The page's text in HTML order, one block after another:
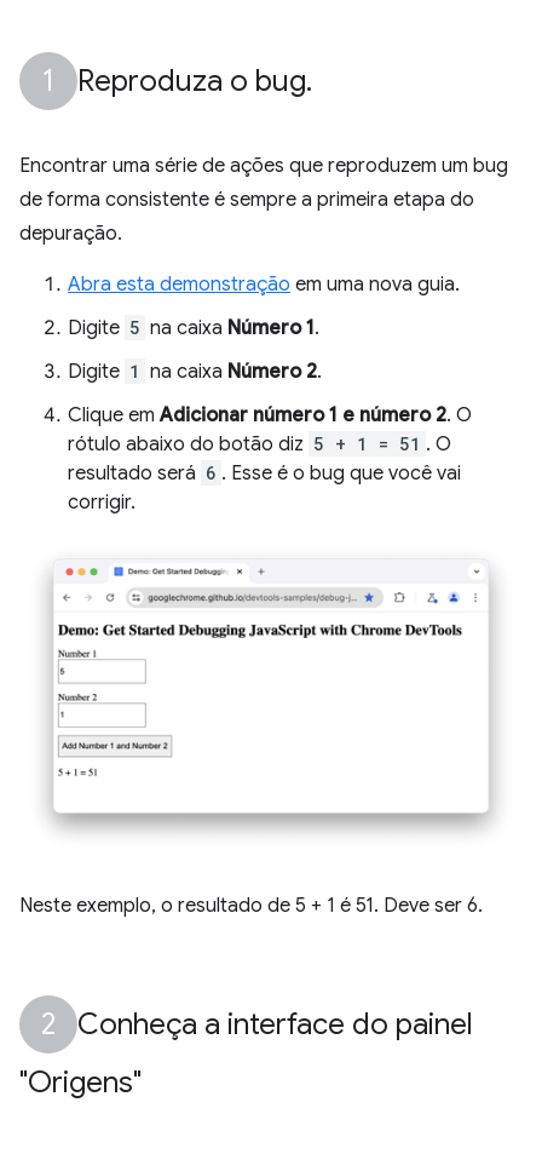
Reproduza o bug.
Encontrar uma série de ações que reproduzem um bug
de forma consistente é sempre a primeira etapa do
depuração.
Abra esta demonstração em uma nova guia.
Digite 5 na caixa Número 1.
Digite 1 na caixa Número 2.
Clique emAdicionar número 1 e número 2. O
rótulo abaixo do botão diz 5 + 1 = 51 . O
resultado será 6 . Esse é o bug que você vai
corrigir.
Neste exemplo, o resultado de 5 + 1 é 51. Deve ser 6.
Conheça a interface do painel
"Origens"